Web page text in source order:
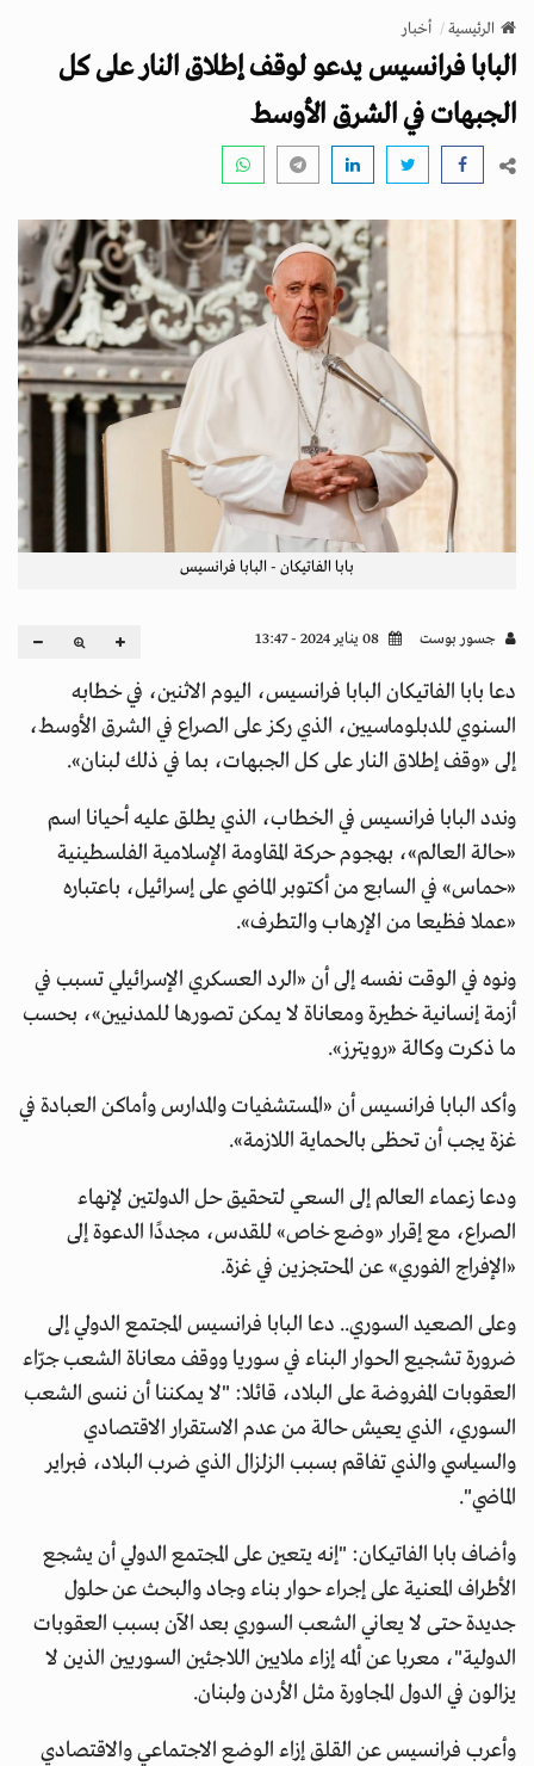
v
i
g
a
n
الرئيسية أخبار
البابا فرانسيس يدعو لوقف إطلاق النار على كل
الجبهات في الشرق الأوسط
بابا الفاتيكان - البابا فرانسيس
جسور بوست
دعا بابا الفاتيكان البابا فرانسيس، اليوم الاثنين، في خطابه
السنوي للدبلوماسيين، الذي ركز على الصراع في الشرق الأوسط،
إلى «وقف إطلاق النار على كل الجبهات، بما في ذلك لبنان».
وندد البابا فرانسيس في الخطاب، الذي يطلق عليه أحيانا اسم
«حالة العالم»، بهجوم حركة المقاومة الإسلامية الفلسطينية
«حماس» في السابع من أكتوبر الماضي على إسرائيل، باعتباره
«عملا فظيعا من الإرهاب والتطرف».
ونوه في الوقت نفسه إلى أن «الرد العسكري الإسرائيلي تسبب في
أزمة إنسانية خطيرة ومعاناة لا يمكن تصورها للمدنيين»، بحسب
ما ذكرت وكالة «رويترز».
وأكد البابا فرانسيس أن «المستشفيات والمدارس وأماكن العبادة في
غزة يجب أن تحظى بالحماية اللازمة».
ودعا زعماء العالم إلى السعي لتحقيق حل الدولتين لإنهاء
الصراع، مع إقرار «وضع خاص» للقدس، مجددًا الدعوة إلى
«الإفراج الفوري» عن المحتجزين في غزة.
وعلى الصعيد السوري.. دعا البابا فرانسيس المجتمع الدولي إلى
ضرورة تشجيع الحوار البناء في سوريا ووقف معاناة الشعب جرّاء
العقوبات المفروضة على البلاد، قائلا: "لا يمكننا أن ننسى الشعب
السوري، الذي يعيش حالة من عدم الاستقرار الاقتصادي
والسياسي والذي تفاقم بسبب الزلزال الذي ضرب البلاد، فبراير
الماضي".
وأضاف بابا الفاتيكان: "إنه يتعين على المجتمع الدولي أن يشجع
الأطراف المعنية على إجراء حوار بناء وجاد والبحث عن حلول
جديدة حتى لا يعاني الشعب السوري بعد الآن بسبب العقوبات
الدولية"، معربا عن ألمه إزاء ملايين اللاجئين السوريين الذين لا
يزالون في الدول المجاورة مثل الأردن ولبنان.
وأعرب فرانسيس عن القلق إزاء الوضع الاجتماعي والاقتصادي